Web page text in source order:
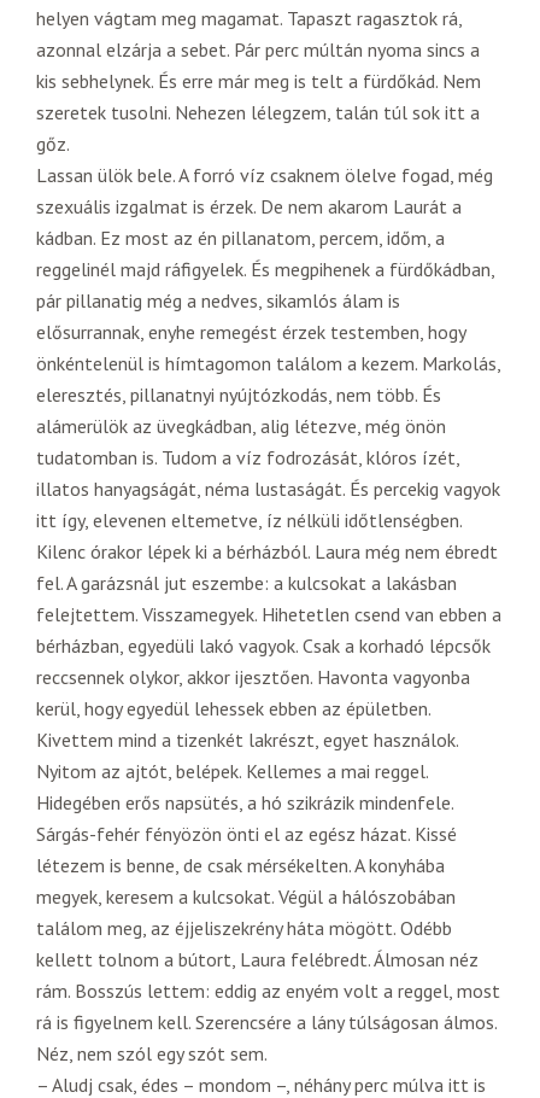
helyen vágtam meg magamat. Tapaszt ragasztok rá,
azonnal elzárja a sebet. Pár perc múltán nyoma sincs a
kis sebhelynek. És erre már meg is telt a fürdőkád. Nem
szeretek tusolni. Nehezen lélegzem, talán túl sok itt a
gőz.
Lassan ülök bele. A forró víz csaknem ölelve fogad, még
szexuális izgalmat is érzek. De nem akarom Laurát a
kádban. Ez most az én pillanatom, percem, időm, a
reggelinél majd ráfigyelek. És megpihenek a fürdőkádban,
pár pillanatig még a nedves, sikamlós álam is
elősurrannak, enyhe remegést érzek testemben, hogy
önkéntelenül is hímtagomon találom a kezem. Markolás,
eleresztés, pillanatnyi nyújtózkodás, nem több. És
alámerülök az üvegkádban, alig létezve, még önön
tudatomban is. Tudom a víz fodrozását, klóros ízét,
illatos hanyagságát, néma lustaságát. És percekig vagyok
itt így, elevenen eltemetve, íz nélküli időtlenségben.
Kilenc órakor lépek ki a bérházból. Laura még nem ébredt
fel. A garázsnál jut eszembe: a kulcsokat a lakásban
felejtettem. Visszamegyek. Hihetetlen csend van ebben a
bérházban, egyedüli lakó vagyok. Csak a korhadó lépcsők
reccsennek olykor, akkor ijesztően. Havonta vagyonba
kerül, hogy egyedül lehessek ebben az épületben.
Kivettem mind a tizenkét lakrészt, egyet használok.
Nyitom az ajtót, belépek. Kellemes a mai reggel.
Hidegében erős napsütés, a hó szikrázik mindenfele.
Sárgás-fehér fényözön önti el az egész házat. Kissé
létezem is benne, de csak mérsékelten. A konyhába
megyek, keresem a kulcsokat. Végül a hálószobában
találom meg, az éjjeliszekrény háta mögött. Odébb
kellett tolnom a bútort, Laura felébredt. Álmosan néz
rám. Bosszús lettem: eddig az enyém volt a reggel, most
rá is figyelnem kell. Szerencsére a lány túlságosan álmos.
Néz, nem szól egy szót sem.
– Aludj csak, édes – mondom –, néhány perc múlva itt is